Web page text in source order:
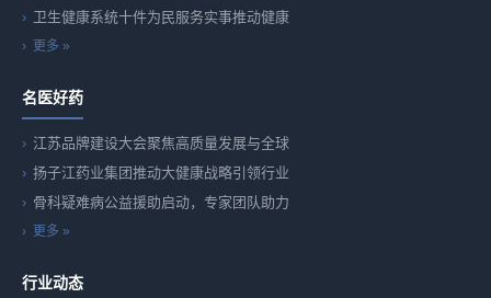
卫生健康系统十件为民服务实事推动健康
更多 »
名医好药
江苏品牌建设大会聚焦高质量发展与全球
扬子江药业集团推动大健康战略引领行业
骨科疑难病公益援助启动，专家团队助力
更多 »
行业动态